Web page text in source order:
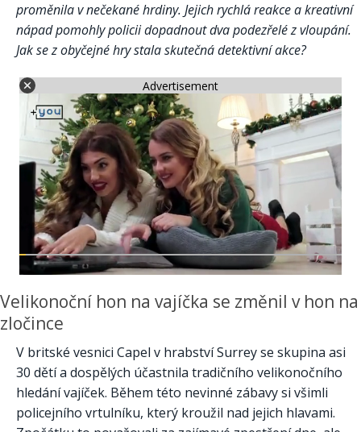
proměnila v nečekané hrdiny. Jejich rychlá reakce a kreativní
nápad pomohly policii dopadnout dva podezřelé z vloupání.
Jak se z obyčejné hry stala skutečná detektivní akce?
Advertisement
Velikonoční hon na vajíčka se změnil v hon na
zločince
V britské vesnici Capel v hrabství Surrey se skupina asi
30 dětí a dospělých účastnila tradičního velikonočního
hledání vajíček. Během této nevinné zábavy si všimli
policejního vrtulníku, který kroužil nad jejich hlavami.